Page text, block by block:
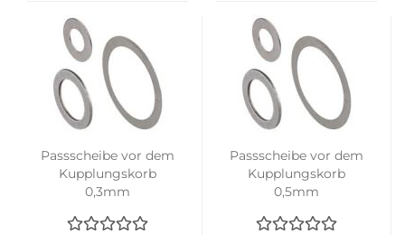
Passscheibe vor dem
Kupplungskorb
0,3mm
Passscheibe vor dem
Kupplungskorb
0,5mm